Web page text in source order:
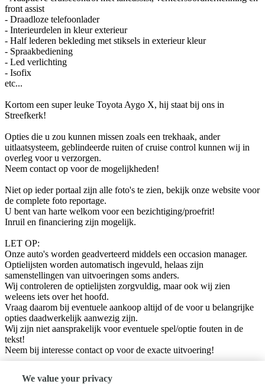
front assist
- Draadloze telefoonlader
- Interieurdelen in kleur exterieur
- Half lederen bekleding met stiksels in exterieur kleur
- Spraakbediening
- Led verlichting
- Isofix
etc...
Kortom een super leuke Toyota Aygo X, hij staat bij ons in
Streefkerk!
Opties die u zou kunnen missen zoals een trekhaak, ander
uitlaatsysteem, geblindeerde ruiten of cruise control kunnen wij in
overleg voor u verzorgen.
Neem contact op voor de mogelijkheden!
Niet op ieder portaal zijn alle foto's te zien, bekijk onze website voor
de complete foto reportage.
U bent van harte welkom voor een bezichtiging/proefrit!
Inruil en financiering zijn mogelijk.
LET OP:
Onze auto's worden geadverteerd middels een occasion manager.
Optielijsten worden automatisch ingevuld, helaas zijn
samenstellingen van uitvoeringen soms anders.
Wij controleren de optielijsten zorgvuldig, maar ook wij zien
weleens iets over het hoofd.
Vraag daarom bij eventuele aankoop altijd of de voor u belangrijke
opties daadwerkelijk aanwezig zijn.
Wij zijn niet aansprakelijk voor eventuele spel/optie fouten in de
tekst!
Neem bij interesse contact op voor de exacte uitvoering!
Welkom bij Autobedrijf P. de Jong B.V, Wij zijn gespecialiseerd in
We value your privacy